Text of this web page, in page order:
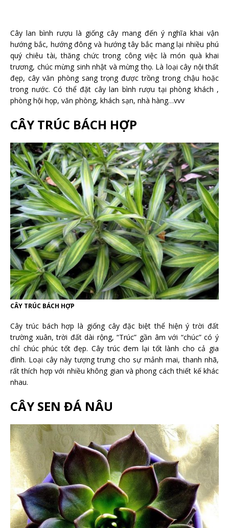
Cây lan bình rượu là giống cây mang đến ý nghĩa khai vận
hướng bắc, hướng đông và hướng tây bắc mang lại nhiều phú
quý chiêu tài, thăng chức trong công việc là món quà khai
trương, chúc mừng sinh nhật và mừng thọ. Là loại cây nội thất
đẹp, cây văn phòng sang trọng được trồng trong chậu hoặc
trong nước. Có thể đặt cây lan bình rượu tại phòng khách ,
phòng hội họp, văn phòng, khách sạn, nhà hàng…vvv
CÂY TRÚC BÁCH HỢP
CÂY TRÚC BÁCH HỢP
Cây trúc bách hợp là giống cây đặc biệt thể hiện ý trời đất
trường xuân, trời đất dài rộng, “Trúc” gần âm với “chúc” có ý
chỉ chúc phúc tốt đẹp. Cây trúc đem lại tốt lành cho cả gia
đình. Loại cây này tượng trưng cho sự mảnh mai, thanh nhã,
rất thích hợp với nhiều không gian và phong cách thiết kế khác
nhau.
CÂY SEN ĐÁ NÂU